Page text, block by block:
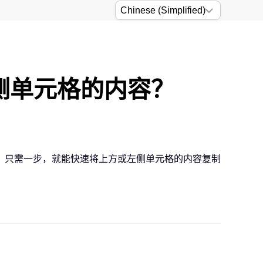
元格的内容？
需一步，就能快速将上方或左侧单元格的内容复制